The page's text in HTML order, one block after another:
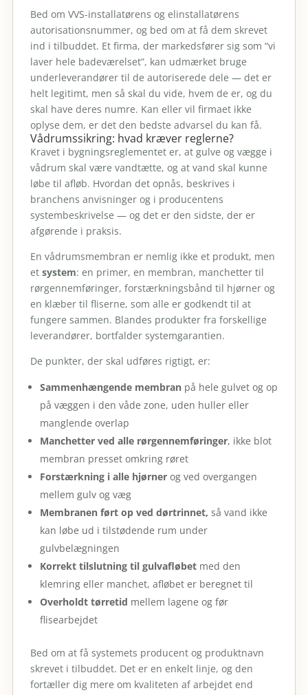
Bed om VVS-installatørens og elinstallatørens
autorisationsnummer, og bed om at få dem skrevet
ind i tilbuddet. Et firma, der markedsfører sig som “vi
laver hele badeværelset”, kan udmærket bruge
underleverandører til de autoriserede dele — det er
helt legitimt, men så skal du vide, hvem de er, og du
skal have deres numre. Kan eller vil firmaet ikke
oplyse dem, er det den bedste advarsel du kan få.
Vådrumssikring: hvad kræver reglerne?
Kravet i bygningsreglementet er, at gulve og vægge i
vådrum skal være vandtætte, og at vand skal kunne
løbe til afløb. Hvordan det opnås, beskrives i
branchens anvisninger og i producentens
systembeskrivelse — og det er den sidste, der er
afgørende i praksis.
En vådrumsmembran er nemlig ikke et produkt, men
et system: en primer, en membran, manchetter til
rørgennemføringer, forstærkningsbånd til hjørner og
en klæber til fliserne, som alle er godkendt til at
fungere sammen. Blandes produkter fra forskellige
leverandører, bortfalder systemgarantien.
De punkter, der skal udføres rigtigt, er:
Sammenhængende membranpå hele gulvet og op
på væggen i den våde zone, uden huller eller
manglende overlap
Manchetter ved alle rørgennemføringer, ikke blot
membran presset omkring røret
Forstærkning i alle hjørnerog ved overgangen
mellem gulv og væg
Membranen ført op ved dørtrinnet, så vand ikke
kan løbe ud i tilstødende rum under
gulvbelægningen
Korrekt tilslutning til gulvafløbetmed den
klemring eller manchet, afløbet er beregnet til
Overholdt tørretid mellem lagene og før
flisearbejdet
Bed om at få systemets producent og produktnavn
skrevet i tilbuddet. Det er en enkelt linje, og den
fortæller dig mere om kvaliteten af arbejdet end